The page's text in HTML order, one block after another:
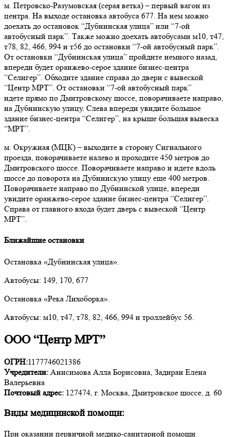
м. Петровско-Разумовская (серая ветка) – первый вагон из
центра. На выходе остановка автобуса 677. На нем можно
доехать до остановок “Дубнинская улица” или “7-ой
автобусный парк”. Также можно доехать автобусами м10, т47,
т78, 82, 466, 994 и т56 до остановки “7-ой автобусный парк”.
От остановки “Дубнинская улица” пройдите немного назад,
впереди будет оранжево-серое здание бизнес-центра
“Селигер”. Обходите здание справа до двери с вывеской
“Центр МРТ”. От остановки “7-ой автобусный парк”
идете прямо по Дмитровскому шоссе, поворачиваете направо,
на Дубнинскую улицу. Слева впереди увидите большое
здание бизнес-центра “Селигер”, на крыше большая вывеска
“МРТ”.
м. Окружная (МЦК)–выходите в сторону Сигнального
проезда, поворачиваете налево и проходите 450 метров до
Дмитровского шоссе. Поворачиваете направо и идете вдоль
шоссе до поворота на Дубнинскую улицу еще 400 метров.
Поворачиваете направо по Дубнинской улице, впереди
увидите оранжево-серое здание бизнес-центра “Селигер”.
Справа от главного входа будет дверь с вывеской “Центр
МРТ”.
Ближайшие остановки
Остановка «Дубнинская улица».
Автобусы: 149, 170, 677
Остановка «Река Лихоборка».
Автобусы: м10, т47, т78, 82, 466, 994 и троллейбус 56.
ООО “Центр МРТ”
ОГРН:1177746021386
Учредители: Анисимова Алла Борисовна, Задиран Елена
Валерьевна
Почтовый адрес: 127474, г. Москва, Дмитровское шоссе, д. 60
Виды медицинской помощи:
При оказании первичной медико-санитарной помощи